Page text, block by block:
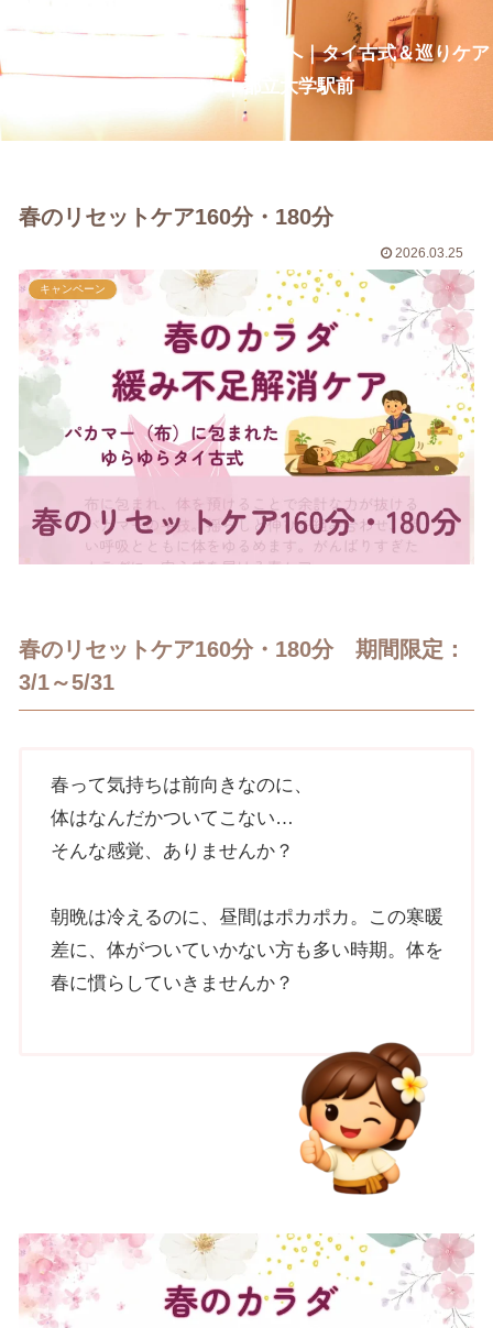
疲れ・だるさを整え、深い呼吸へ｜タイ古式＆巡りケア
CurcumaNa｜都立大学駅前
春のリセットケア160分・180分
2026.03.25
キャンペーン
春のリセットケア160分・180分 期間限定：
3/1～5/31
春って気持ちは前向きなのに、
体はなんだかついてこない…
そんな感覚、ありませんか？
朝晩は冷えるのに、昼間はポカポカ。この寒暖
差に、体がついていかない方も多い時期。体を
春に慣らしていきませんか？